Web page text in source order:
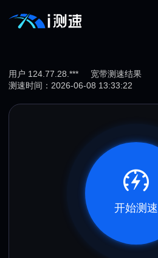
用户 124.77.28.***
宽带测速结果
测速时间：2026-06-08 13:33:22
开始测速